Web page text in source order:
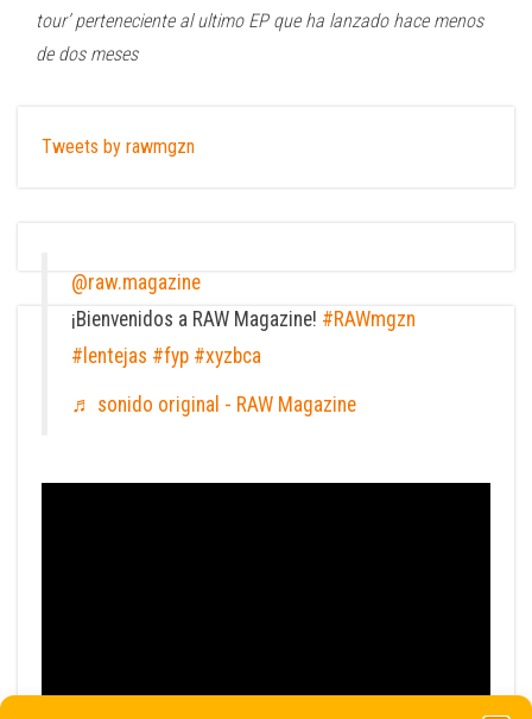
tour’ perteneciente al ultimo EP que ha lanzado hace menos
de dos meses
Tweets by rawmgzn
@raw.magazine
¡Bienvenidos a RAW Magazine! #RAWmgzn
#lentejas #fyp #xyzbca
♬ sonido original - RAW Magazine